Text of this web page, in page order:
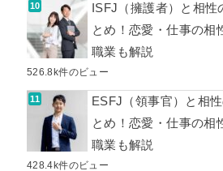
ISFJ（擁護者）と相性
とめ！恋愛・仕事の相
職業も解説
526.8k件のビュー
ESFJ（領事官）と相
とめ！恋愛・仕事の相
職業も解説
428.4k件のビュー